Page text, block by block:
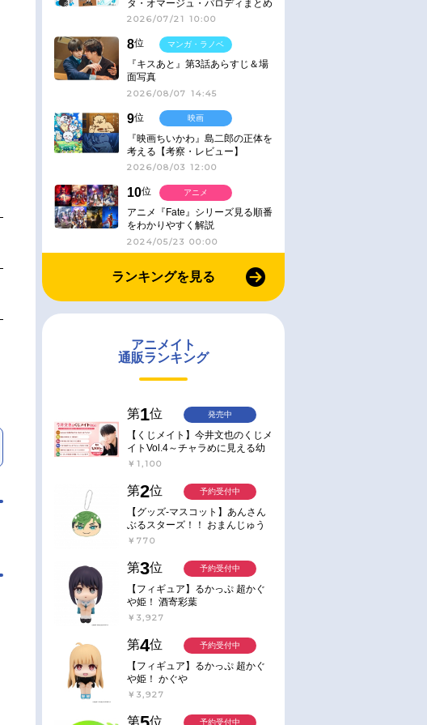
タ・オマージュ・パロディまとめ
2026/07/21 10:00
8位
『キスあと』第3話あらすじ＆場
面写真
2026/08/07 14:45
マンガ・ラノベ
9位
『映画ちいかわ』島二郎の正体を
考える【考察・レビュー】
2026/08/03 12:00
映画
10位
アニメ『Fate』シリーズ見る順番
をわかりやすく解説
2024/05/23 00:00
アニメ
ランキングを見る
アニメイト
通販ランキング
第1位
【くじメイト】今井文也のくじメ
イトVol.4～チャラめに見える幼
馴染、実は一途で独占欲が強いん
￥1,100
発売中
第2位
【グッズ-マスコット】あんさん
ぶるスターズ！！ おまんじゅう
にぎにぎマスコット ねくすと2
￥770
予約受付中
第3位
【フィギュア】るかっぷ 超かぐ
や姫！ 酒寄彩葉
￥3,927
予約受付中
第4位
【フィギュア】るかっぷ 超かぐ
や姫！ かぐや
￥3,927
予約受付中
第 位 予約受付中